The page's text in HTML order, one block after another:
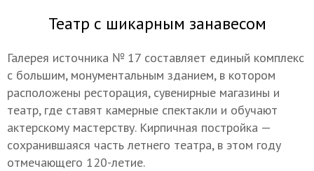
Театр с шикарным занавесом
Галерея источника № 17 составляет единый комплекс
с большим, монументальным зданием, в котором
расположены ресторация, сувенирные магазины и
театр, где ставят камерные спектакли и обучают
актерскому мастерству. Кирпичная постройка —
сохранившаяся часть летнего театра, в этом году
отмечающего 120-летие.